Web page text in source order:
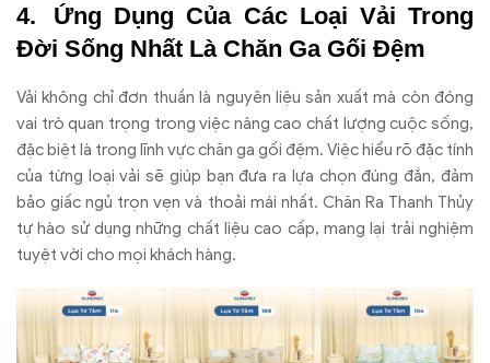
Ứng Dụng Của Các Loại Vải Trong
Đời Sống Nhất Là Chăn Ga Gối Đệm
Vải không chỉ đơn thuần là nguyên liệu sản xuất mà còn đóng
vai trò quan trọng trong việc nâng cao chất lượng cuộc sống,
đặc biệt là trong lĩnh vực chăn ga gối đệm. Việc hiểu rõ đặc tính
của từng loại vải sẽ giúp bạn đưa ra lựa chọn đúng đắn, đảm
bảo giấc ngủ trọn vẹn và thoải mái nhất. Chăn Ra Thanh Thủy
tự hào sử dụng những chất liệu cao cấp, mang lại trải nghiệm
tuyệt vời cho mọi khách hàng.